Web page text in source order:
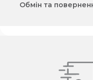
Обмін та